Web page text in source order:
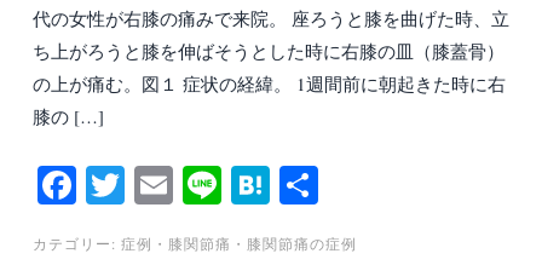
代の女性が右膝の痛みで来院。 座ろうと膝を曲げた時、立
ち上がろうと膝を伸ばそうとした時に右膝の皿（膝蓋骨）
の上が痛む。図１ 症状の経緯。 1週間前に朝起きた時に右
膝の […]
Fa
ce
T
wi
E
m
Li
ne
H
at 有
カテゴリー: 症例 ・ 膝関節痛 ・ 膝関節痛の症例